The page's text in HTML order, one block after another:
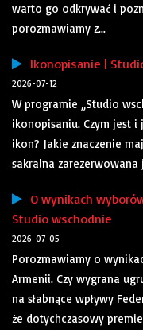
warto go odkrywać i
porozmawiamy z...
Ikonopisanie |
2026-07-12
W programie „Studio
ikonopisaniu. Czym jest
ikon? Jakie znaczenie
sakralna zarezerwowana
O wynikach
Studio wschodnie
2026-07-05
Porozmawiamy o
Armenii. Czy wygrana
na słabnące wpływy
że dotychczasowy